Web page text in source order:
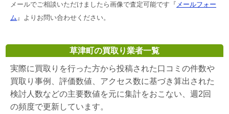
メールでご相談いただけましたら画像で査定可能です『 メールフォー
ム 』よりお問い合わせください。
草津町の買取り業者一覧
実際に買取りを行った方から投稿された口コミの件数や
買取り事例、評価数値、アクセス数に基づき算出された
検討人数などの主要数値を元に集計をおこない、週2回
の頻度で更新しています。